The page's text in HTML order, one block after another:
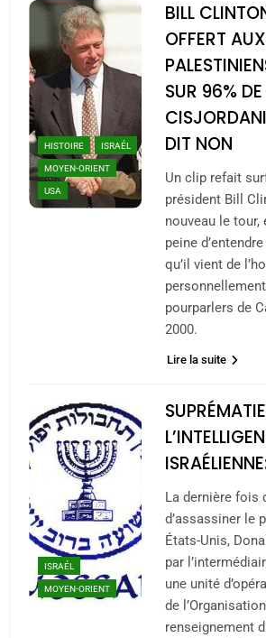
HISTOIRE
ISRAÉL
MOYEN-ORIENT
USA
BILL
OFFERT AUX
SUR 96%
DIT NON
Un clip refait
président Bill
nouveau le tour,
peine
qu’il vient de
pourparlers de
2000.
Lire la suite
ISRAÉL
MOYEN-ORIENT
La dernière fois
d’assassiner le
États-Unis,
par
une unité
de
renseignement